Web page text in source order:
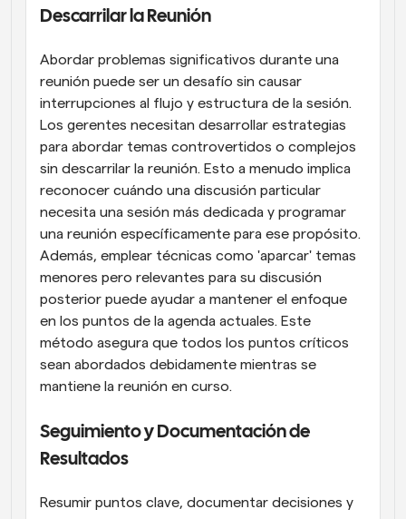
Descarrilar la Reunión
Abordar problemas significativos durante una
reunión puede ser un desafío sin causar
interrupciones al flujo y estructura de la sesión.
Los gerentes necesitan desarrollar estrategias
para abordar temas controvertidos o complejos
sin descarrilar la reunión. Esto a menudo implica
reconocer cuándo una discusión particular
necesita una sesión más dedicada y programar
una reunión específicamente para ese propósito.
Además, emplear técnicas como 'aparcar' temas
menores pero relevantes para su discusión
posterior puede ayudar a mantener el enfoque
en los puntos de la agenda actuales. Este
método asegura que todos los puntos críticos
sean abordados debidamente mientras se
mantiene la reunión en curso.
Seguimiento y Documentación de
Resultados
Resumir puntos clave, documentar decisiones y